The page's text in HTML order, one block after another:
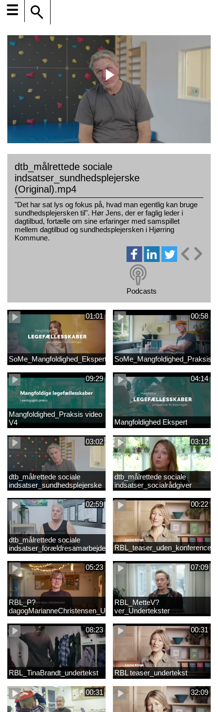
☰
dtb_målrettede sociale
indsatser_sundhedsplejerske
(Original).mp4
"Det har sat lys og fokus på, hvad man egentlig kan bruge
sundhedsplejersken til". Hør Jens, der er faglig leder i
dagtilbud, fortælle om sine erfaringer med samspillet
mellem dagtilbud og sundhedsplejersken i Hjørring
Kommune.
Podcasts
01:01
SoMe_Mangfoldighed_Ekspert
00:58
SoMe_Mangfoldighed_Praksis
09:29
Mangfoldighed_Praksis video
V4
04:14
Mangfoldighed Ekspert
03:02
dtb_målrettede sociale
indsatser_sundhedsplejerske
(Original).mp4
03:12
dtb_målrettede sociale
indsatser_socialrådgiver
(Original).mp4
02:59
dtb_målrettede sociale
indsatser_forældresamarbejde
(Original).mp4
00:22
05:23
RBL_P?
dagogMarianneChristensen_Undertekst
07:09
RBL_MetteV?
ver_Undertekster
08:23
RBL_TinaBrandt_undertekst
00:31
RBL teaser_undertekst
00:31 32:09